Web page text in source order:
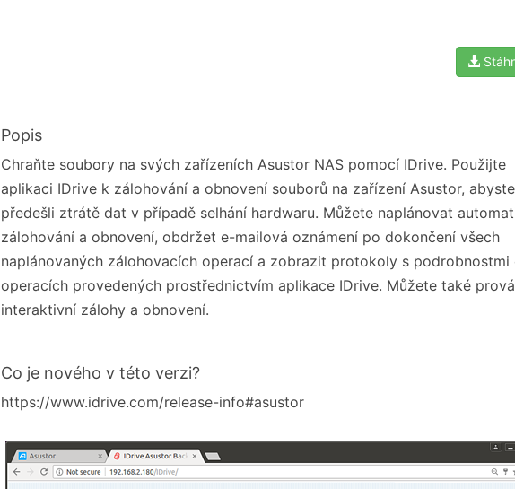
Popis
Chraňte soubory na svých zařízeních Asustor NAS pomocí IDrive. Použijte
aplikaci IDrive k zálohování a obnovení souborů na zařízení Asustor, abyste
předešli ztrátě dat v případě selhání hardwaru. Můžete naplánovat
zálohování a obnovení, obdržet e-mailová oznámení po dokončení všech
naplánovaných zálohovacích operací a zobrazit protokoly s podrobnostmi
operacích provedených prostřednictvím aplikace IDrive. Můžete také
interaktivní zálohy a obnovení.
Co je nového v této verzi?
https://www.idrive.com/release-info#asustor